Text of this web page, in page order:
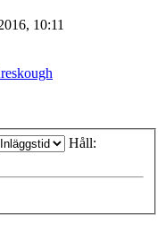
10:11
Håll: